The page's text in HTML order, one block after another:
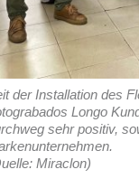
der Installation des
Longo
sehr positiv,
Miraclon)